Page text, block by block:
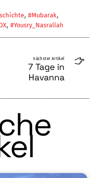
, #Mubarak,
, #Yousry_Nasrallah
nächster Artikel
7 Tage in
Havanna